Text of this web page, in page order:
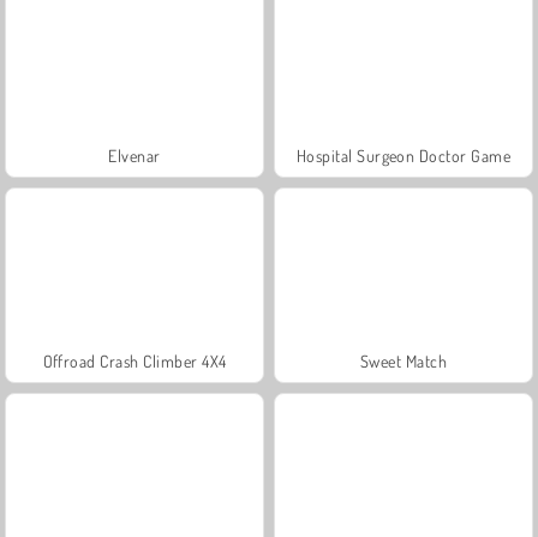
Elvenar Hospital Surgeon Doctor Game
Offroad Crash Climber 4X4 Sweet Match